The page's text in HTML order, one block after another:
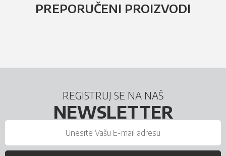
PREPORUČENI PROIZVODI
REGISTRUJ SE NA NAŠ
NEWSLETTER